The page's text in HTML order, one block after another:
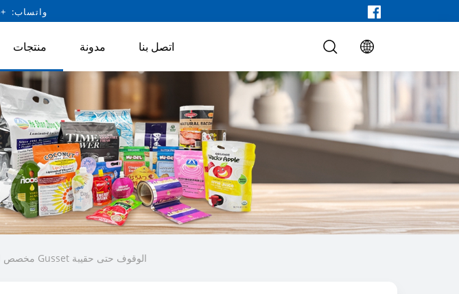
واتساب: +86-15994887908 +86-13750303013
منتجات مدونة اتصل بنا
مخصص الحيوانات الأليفة الغذاء الجانب Gusset الوقوف حتى حقيبة